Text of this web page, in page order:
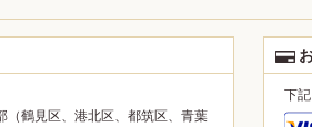
（鶴見区、港北区、都筑区、青葉
下